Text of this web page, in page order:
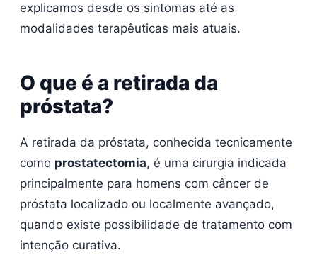
explicamos desde os sintomas até as
modalidades terapêuticas mais atuais.
O que é a retirada da
próstata?
A retirada da próstata, conhecida tecnicamente
como prostatectomia, é uma cirurgia indicada
principalmente para homens com câncer de
próstata localizado ou localmente avançado,
quando existe possibilidade de tratamento com
intenção curativa.